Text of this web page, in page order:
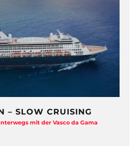
– SLOW CRUISING
mit der Vasco da Gama